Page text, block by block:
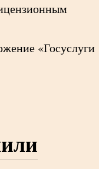
«Госуслуги